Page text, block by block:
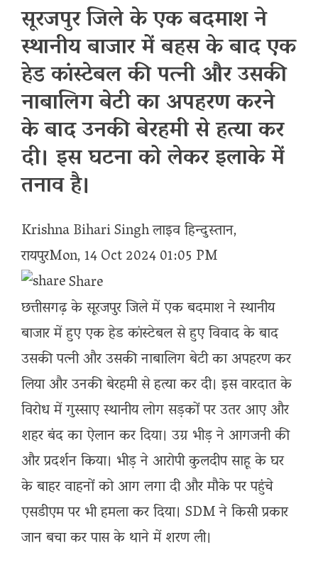
सूरजपुर जिले के एक बदमाश ने
स्थानीय बाजार में बहस के बाद एक
हेड कांस्टेबल की पत्नी और उसकी
नाबालिग बेटी का अपहरण करने
के बाद उनकी बेरहमी से हत्या कर
दी। इस घटना को लेकर इलाके में
तनाव है।
Krishna Bihari Singhलाइव हिन्दुस्तान,
रायपुरMon, 14 Oct 2024 01:05 PM
Share
छत्तीसगढ़ के सूरजपुर जिले में एक बदमाश ने स्थानीय
बाजार में हुए एक हेड कांस्टेबल से हुए विवाद के बाद
उसकी पत्नी और उसकी नाबालिग बेटी का अपहरण कर
लिया और उनकी बेरहमी से हत्या कर दी। इस वारदात के
विरोध में गुस्साए स्थानीय लोग सड़कों पर उतर आए और
शहर बंद का ऐलान कर दिया। उग्र भीड़ ने आगजनी की
और प्रदर्शन किया। भीड़ ने आरोपी कुलदीप साहू के घर
के बाहर वाहनों को आग लगा दी और मौके पर पहुंचे
एसडीएम पर भी हमला कर दिया। SDM ने किसी प्रकार
जान बचा कर पास के थाने में शरण ली।